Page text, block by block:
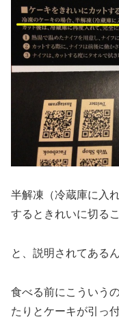
半解凍（冷蔵庫に入
するときれいに切る
と、説明されてあるん
食べる前にこういう
たりとケーキが引っ